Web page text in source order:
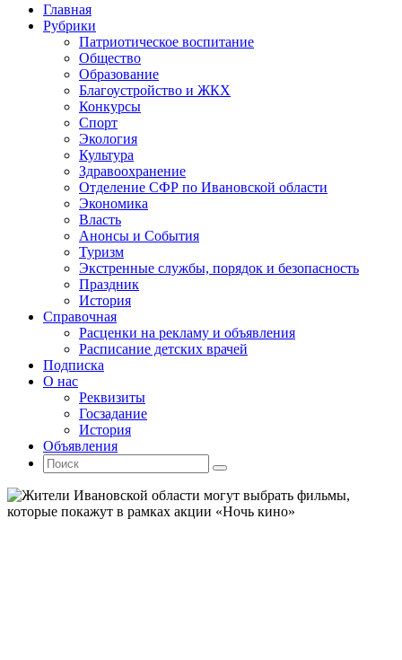
Промотать
содержимому
Главная
Рубрики
Патриотическое воспитание
Общество
Образование
Благоустройство и ЖКХ
Конкурсы
Спорт
Экология
Культура
Здравоохранение
Отделение СФР по Ивановской области
Экономика
Власть
Анонсы и События
Туризм
Экстренные службы, порядок и безопасность
Праздник
История
Справочная
Расценки на рекламу и объявления
Расписание детских врачей
Подписка
О нас
Реквизиты
Госзадание
История
Объявления
Поиск
Искать:
Поиск